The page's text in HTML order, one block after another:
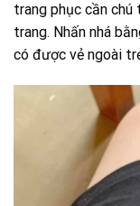
trang phục cần
trang. Nhấn nhá
có được vẻ ngoài